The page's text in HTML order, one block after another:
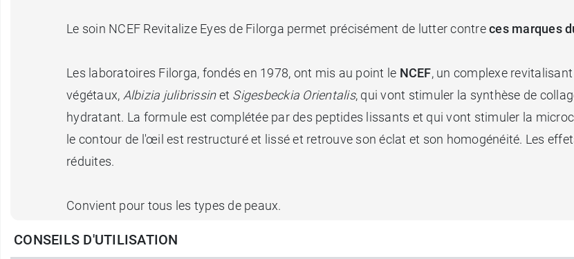
Le soin NCEF Revitalize Eyes de Filorga permet précisément de lutter contreces marques
Les laboratoires Filorga, fondés en 1978, ont mis au point le NCEF, un complexe
végétaux, Albizia julibrissinet Sigesbeckia Orientalis, qui vont stimuler la synthèse de
hydratant. La formule est complétée par des peptides lissants et qui vont stimuler la
le contour de l'œil est restructuré et lissé et retrouve son éclat et son homogénéité. Les
réduites.
Convient pour tous les types de peaux.
Testé ophtalmologiquement.
CONSEILS D'UTILISATION